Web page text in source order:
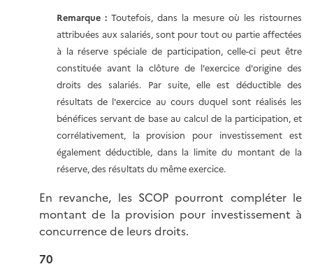
Remarque :Toutefois, dans la mesure où les ristournes
attribuées aux salariés, sont pour tout ou partie affectées
à la réserve spéciale de participation, celle-ci peut être
constituée avant la clôture de l'exercice d'origine des
droits des salariés. Par suite, elle est déductible des
résultats de l'exercice au cours duquel sont réalisés les
bénéfices servant de base au calcul de la participation, et
corrélativement, la provision pour investissement est
également déductible, dans la limite du montant de la
réserve, des résultats du même exercice.
En revanche, les SCOP pourront compléter le
montant de la provision pour investissement à
concurrence de leurs droits.
70